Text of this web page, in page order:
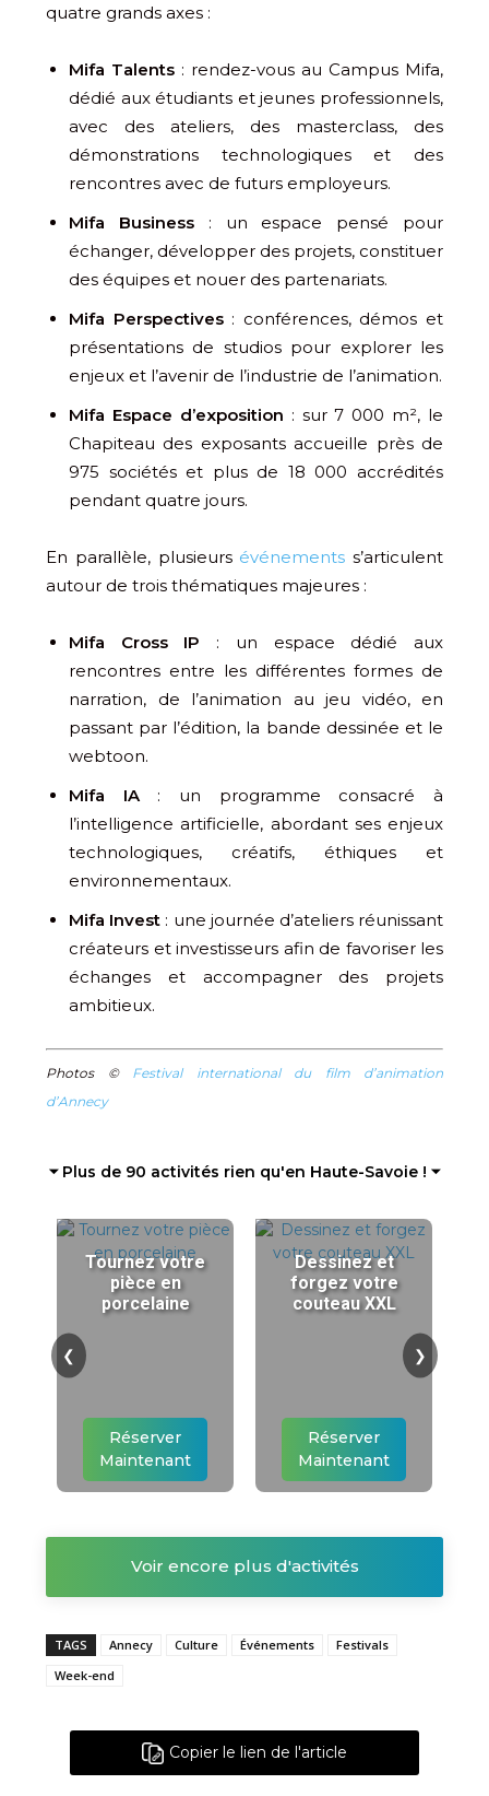
quatre grands axes :
Mifa Talents : rendez-vous au Campus Mifa,
dédié aux étudiants et jeunes professionnels,
avec des ateliers, des masterclass, des
démonstrations technologiques et des
rencontres avec de futurs employeurs.
Mifa Business: un espace pensé pour
échanger, développer des projets, constituer
des équipes et nouer des partenariats.
Mifa Perspectives: conférences, démos et
présentations de studios pour explorer les
enjeux et l’avenir de l’industrie de l’animation.
Mifa Espace d’exposition : sur 7 000 m², le
Chapiteau des exposants accueille près de
975 sociétés et plus de 18 000 accrédités
pendant quatre jours.
En parallèle, plusieurs événements s’articulent
autour de trois thématiques majeures :
Mifa Cross IP : un espace dédié aux
rencontres entre les différentes formes de
narration, de l’animation au jeu vidéo, en
passant par l’édition, la bande dessinée et le
webtoon.
Mifa IA : un programme consacré à
l’intelligence artificielle, abordant ses enjeux
technologiques, créatifs, éthiques et
environnementaux.
Mifa Invest : une journée d’ateliers réunissant
créateurs et investisseurs afin de favoriser les
échanges et accompagner des projets
ambitieux.
Photos © Festival international du film d’animation
d’Annecy
⏷ Plus de 90 activités rien qu'en Haute-Savoie ! ⏷
Tournez votre
pièce en
porcelaine
Réserver
Maintenant
Dessinez et
forgez votre
couteau XXL
Réserver
Maintenant
❮ ❯
Voir encore plus d'activités
TAGS Annecy Culture Événements
Festivals
Week-end
Copier le lien de l'article